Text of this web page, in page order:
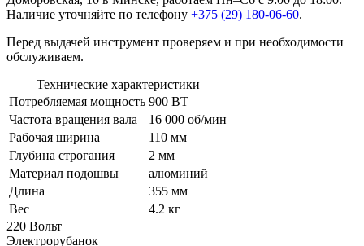
Наличие уточняйте по телефону +375 (29) 180-06-60.
Перед выдачей инструмент проверяем и при необходимости
обслуживаем.
Технические характеристики
Потребляемая мощность 900 ВТ
Частота вращения вала
16 000 об/мин
Рабочая ширина
110 мм
Глубина строгания
2 мм
Материал подошвы
алюминий
Длина
355 мм
Вес
4.2 кг
220 Вольт
Электрорубанок